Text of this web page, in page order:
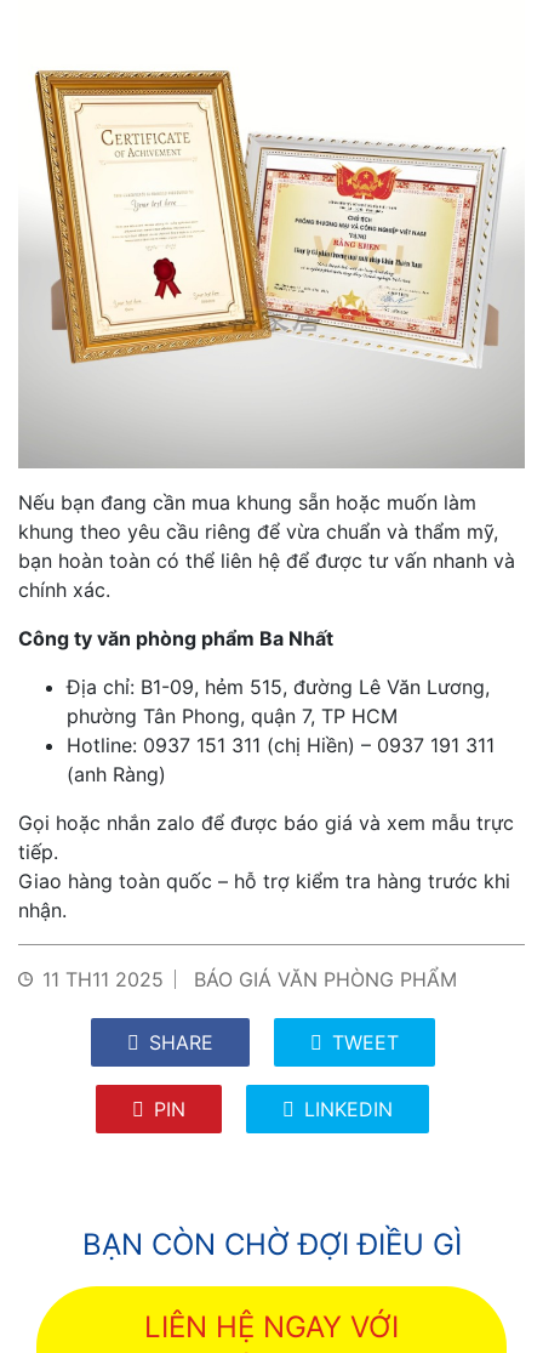
Nếu bạn đang cần mua khung sẵn hoặc muốn làm
khung theo yêu cầu riêng để vừa chuẩn và thẩm mỹ,
bạn hoàn toàn có thể liên hệ để được tư vấn nhanh và
chính xác.
Công ty văn phòng phẩm Ba Nhất
Địa chỉ: B1-09, hẻm 515, đường Lê Văn Lương,
phường Tân Phong, quận 7, TP HCM
Hotline: 0937 151 311 (chị Hiền) – 0937 191 311
(anh Ràng)
Gọi hoặc nhắn zalo để được báo giá và xem mẫu trực
tiếp.
Giao hàng toàn quốc – hỗ trợ kiểm tra hàng trước khi
nhận.
11 TH11 2025 BÁO GIÁ VĂN PHÒNG PHẨM
SHARE TWEET
PIN LINKEDIN
BẠN CÒN CHỜ ĐỢI ĐIỀU GÌ
LIÊN HỆ NGAY VỚI